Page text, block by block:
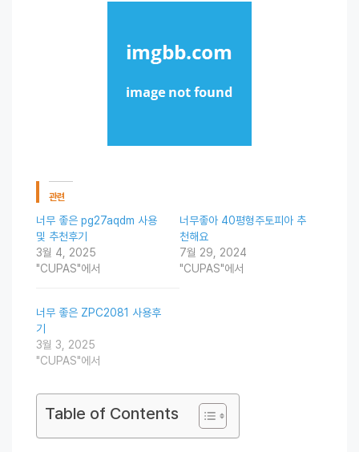
관련
너무 좋은 pg27aqdm 사용
및 추천후기
3월 4, 2025
"CUPAS"에서
너무좋아 40평형주토피아 추
천해요
7월 29, 2024
"CUPAS"에서
너무 좋은 ZPC2081 사용후
기
3월 3, 2025
"CUPAS"에서
Table of Contents